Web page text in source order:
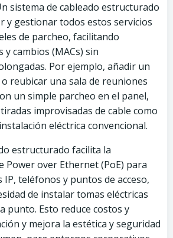
sistema de cableado estructurado
y gestionar todos estos servicios
de parcheo, facilitando
cambios (MACs) sin
Por ejemplo, añadir un
reubicar una sala de reuniones
un simple parcheo en el panel,
improvisadas de cable como
eléctrica convencional.
estructurado facilita la
Power over Ethernet (PoE) para
teléfonos y puntos de acceso,
de instalar tomas eléctricas
punto. Esto reduce costos y
y mejora la estética y seguridad